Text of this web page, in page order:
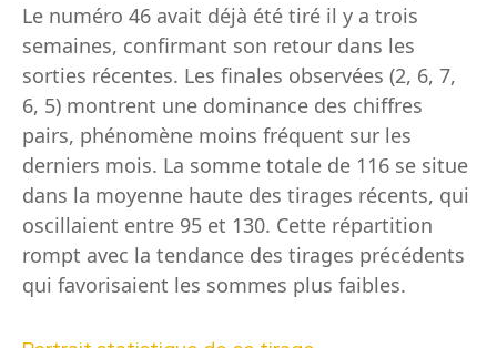
Le numéro 46 avait déjà été tiré il y a trois
semaines, confirmant son retour dans les
sorties récentes. Les finales observées (2, 6, 7,
6, 5) montrent une dominance des chiffres
pairs, phénomène moins fréquent sur les
derniers mois. La somme totale de 116 se situe
dans la moyenne haute des tirages récents, qui
oscillaient entre 95 et 130. Cette répartition
rompt avec la tendance des tirages précédents
qui favorisaient les sommes plus faibles.